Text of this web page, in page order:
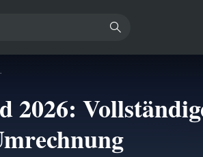
Umrechnung
2026: